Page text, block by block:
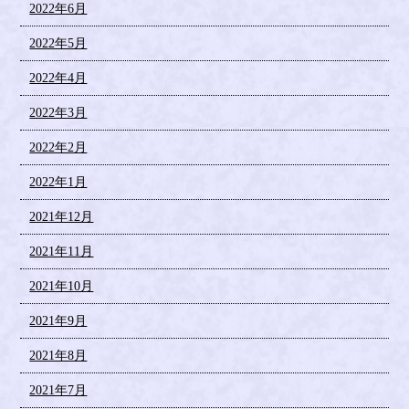
2022年6月
2022年5月
2022年4月
2022年3月
2022年2月
2022年1月
2021年12月
2021年11月
2021年10月
2021年9月
2021年8月
2021年7月